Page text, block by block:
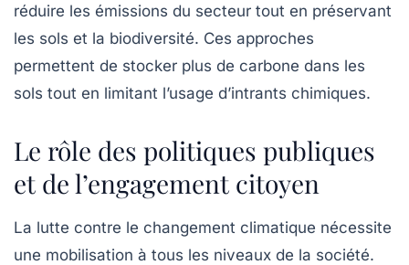
réduire les émissions du secteur tout en préservant
les sols et la biodiversité. Ces approches
permettent de stocker plus de carbone dans les
sols tout en limitant l’usage d’intrants chimiques.
Le rôle des politiques publiques
et de l’engagement citoyen
La lutte contre le changement climatique nécessite
une mobilisation à tous les niveaux de la société.